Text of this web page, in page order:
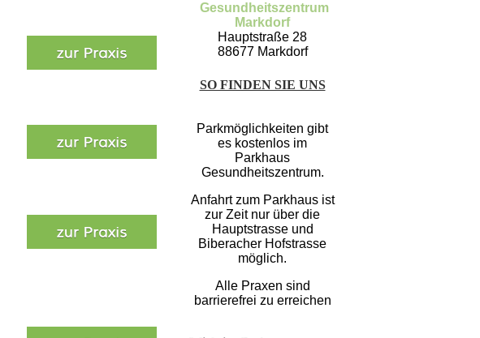
Gesundheitszentrum
Markdorf
Hauptstraße 28
88677 Markdorf
SO FINDEN SIE UNS
Parkmöglichkeiten gibt
es kostenlos im
Parkhaus
Gesundheitszentrum.
Anfahrt zum Parkhaus ist
zur Zeit nur über die
Hauptstrasse und
Biberacher Hofstrasse
möglich.
Alle Praxen sind
barrierefrei zu erreichen